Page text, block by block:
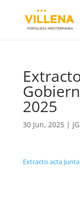
2025
30 Jun, 2025|
Extracto acta